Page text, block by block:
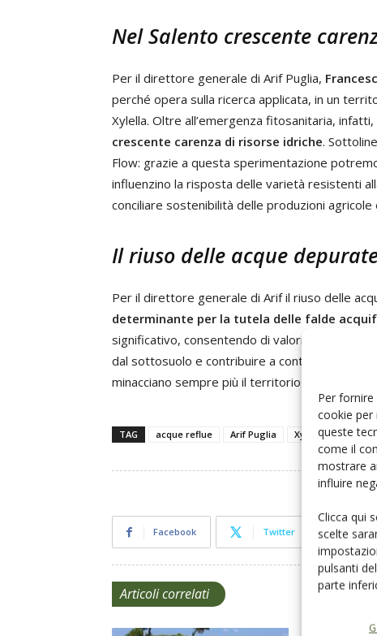
Per
cookie per
queste
come il
mostrare
influire
Clicca qui
scelte
pulsanti
parte
Nel Salento crescente
Per il direttore generale di Arif Puglia,
perché opera sulla ricerca applicata, in un
Xylella. Oltre all’emergenza fitosanitaria,
crescente carenza di risorse idriche.
Flow: grazie a questa sperimentazione
influenzino la risposta delle varietà resistenti
conciliare sostenibilità delle produzioni agricole
Il riuso delle acque
Per il direttore generale di Arif il riuso delle
determinante per la tutela delle falde
significativo, consentendo di valorizzare una
dal sottosuolo e contribuire a contrastare
minacciano sempre più il territorio salentino».
TAG acque reflue Arif Puglia Xylella fastidiosa
Facebook Twitter
Articoli correlati